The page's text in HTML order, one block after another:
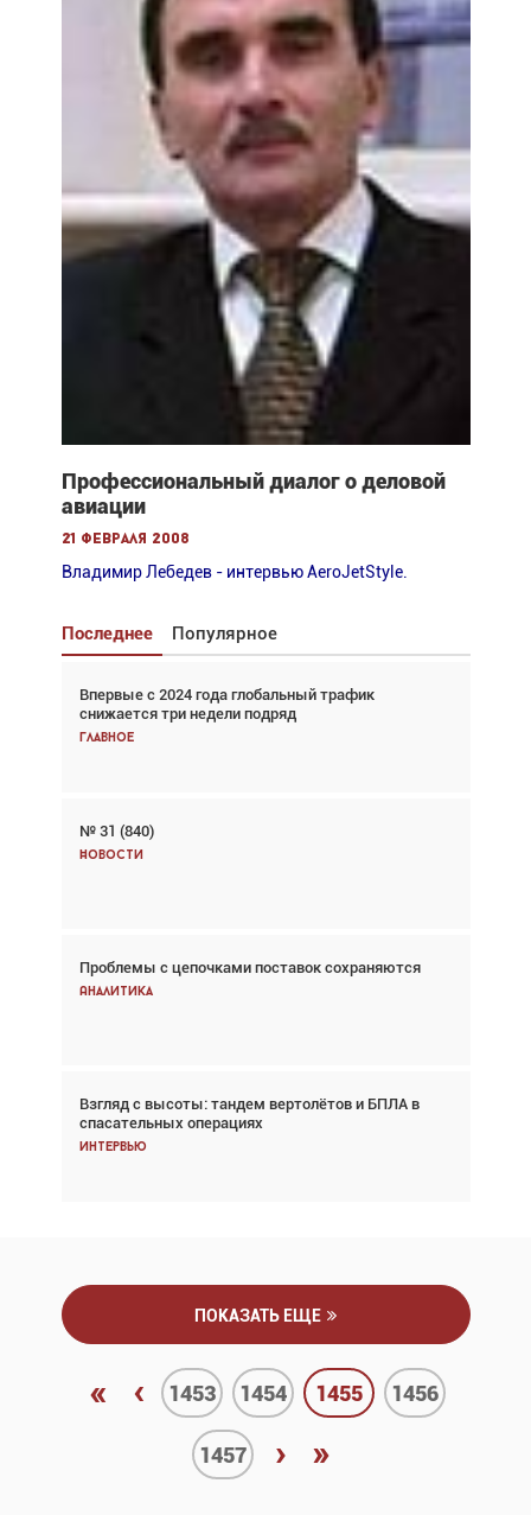
Профессиональный диалог о деловой
авиации
21 февраля 2008
Владимир Лебедев - интервью AeroJetStyle.
Последнее Популярное
Впервые с 2024 года глобальный трафик
снижается три недели подряд
Главное
№ 31 (840)
Новости
Проблемы с цепочками поставок сохраняются
Аналитика
Взгляд с высоты: тандем вертолётов и БПЛА в
спасательных операциях
Интервью
Взгляд с высоты: тандем вертолётов и БПЛА в
спасательных операциях
Главное
Авиационный фотограф Дэйв Кох: «Фотография
говорит сама за себя... а ИИ всё портит»
Впервые с 2024 года глобальный трафик
снижается три недели подряд
Частный самолёт – это актив. Подходите к
покупке соответствующим образом
Интервью
ПОКАЗАТЬ ЕЩЕ
« ‹ 1453 1454 1455 1456
1457 › »